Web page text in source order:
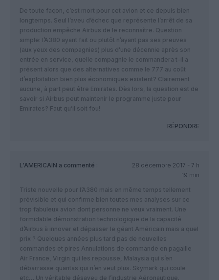
De toute façon, c’est mort pour cet avion et ce depuis bien
longtemps. Seul l’aveu d’échec que représente l’arrêt de sa
production empêche Airbus de le reconnaître. Question
simple: l’A380 ayant fait ou plutôt n’ayant pas ses preuves
(aux yeux des compagnies) plus d’une décennie après son
entrée en service, quelle compagnie le commandera t-il a
présent alors que des alternatives comme le 777 au coût
d’exploitation bien plus économiques existent? Clairement
aucune, à part peut être Emirates. Dès lors, la question est de
savoir si Airbus peut maintenir le programme juste pour
Emirates? Faut qu’il soit fou!
RÉPONDRE
L'AMERICAIN a commenté :
28 décembre 2017 - 7 h
19 min
Triste nouvelle pour l’A380 mais en même temps tellement
prévisible et qui confirme bien toutes mes analyses sur ce
trop fabuleux avion dont personne ne veux vraiment. Une
formidable démonstration technologique de la capacité
d’Airbus à innover et dépasser le géant Américain mais a quel
prix ? Quelques années plus tard pas de nouvelles
commandes et pires Annulations de commande en pagaille
Air France, Virgin qui les repousse, Malaysia qui s’en
débarrasse quantas qui n’en veut plus. Skymark qui coule
etc… Un véritable désaveu de l’industrie Aéronautique.